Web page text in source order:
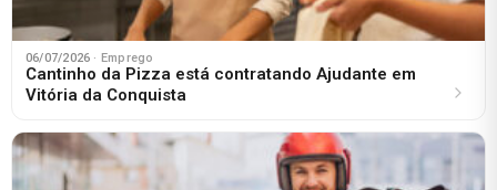
06/07/2026 · Emprego
Cantinho da Pizza está contratando Ajudante em
Vitória da Conquista